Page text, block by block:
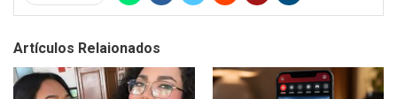
Artículos Relaionados